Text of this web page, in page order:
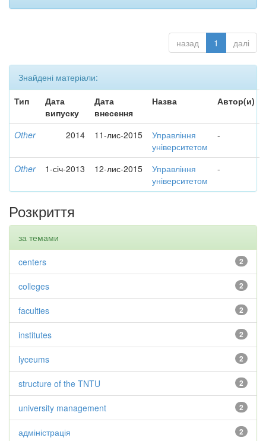
назад 1 далі
Знайдені матеріали:
Тип
Дата
випуску
Дата
внесення
Назва Автор(и)
Other 2014 11-лис-2015
Управління
університетом
-
Other 1-січ-2013 12-лис-2015
Управління
університетом
-
Розкриття
за темами
2
centers
2
colleges
2
faculties
2
institutes
2
lyceums
2
structure of the TNTU
2
university management
2
адміністрація